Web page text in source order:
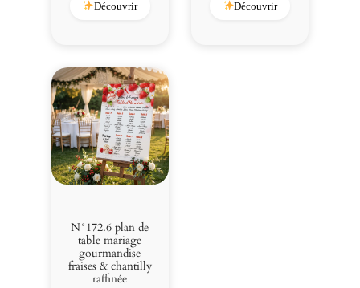
Découvrir Découvrir
N°172.6 plan de
table mariage
gourmandise
fraises & chantilly
raffinée